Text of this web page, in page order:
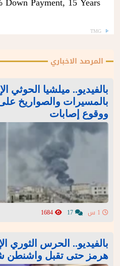
TMG
المرصد الاخباري
بالفيديو.. ميلشيا الحوثي
بالمسيرات والصواريخ على
ووقوع إصابات
بالفيديو.. الحرس الثوري
هرمز حتى تقبل واشنطن